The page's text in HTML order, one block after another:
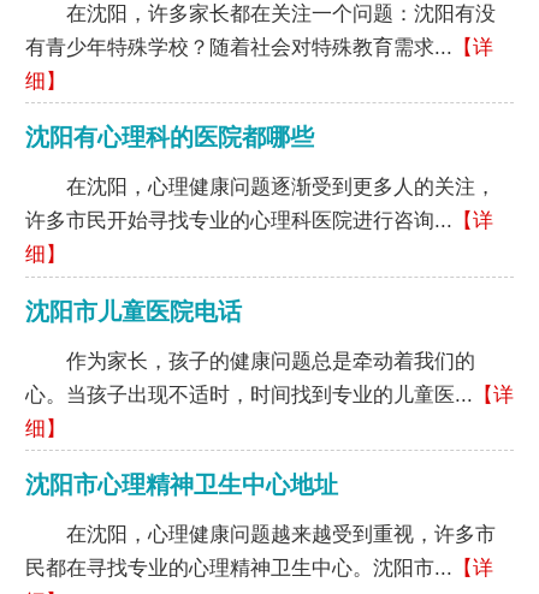
在沈阳，许多家长都在关注一个问题：沈阳有没
有青少年特殊学校？随着社会对特殊教育需求... 【详
细】
沈阳有心理科的医院都哪些
在沈阳，心理健康问题逐渐受到更多人的关注，
许多市民开始寻找专业的心理科医院进行咨询... 【详
细】
沈阳市儿童医院电话
作为家长，孩子的健康问题总是牵动着我们的
心。当孩子出现不适时，时间找到专业的儿童医... 【详
细】
沈阳市心理精神卫生中心地址
在沈阳，心理健康问题越来越受到重视，许多市
民都在寻找专业的心理精神卫生中心。沈阳市... 【详